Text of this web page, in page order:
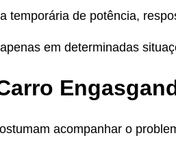
temporária de potência,
em determinadas
acompanhar o